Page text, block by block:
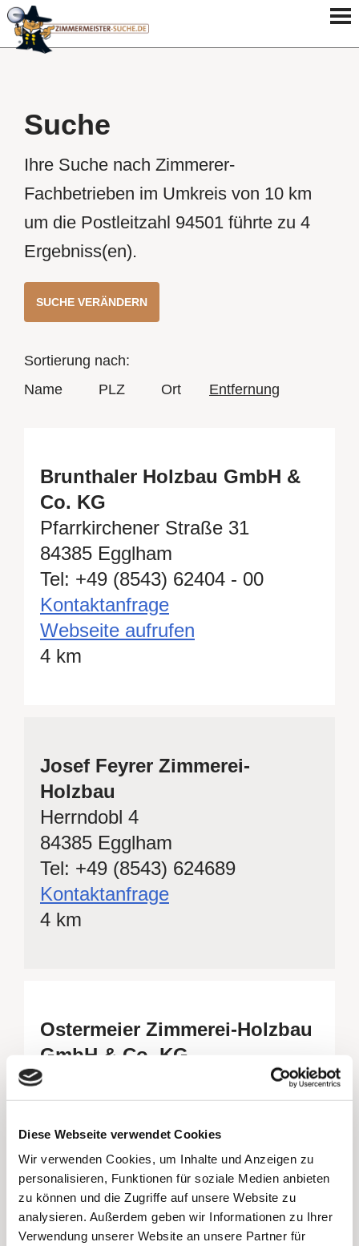
Diese Webseite verwendet Cookies
Wir verwenden Cookies, um Inhalte und Anzeigen zu
personalisieren, Funktionen für soziale Medien anbieten
zu können und die Zugriffe auf unsere Website zu
analysieren. Außerdem geben wir Informationen zu Ihrer
Verwendung unserer Website an unsere Partner für
Suche
Ihre Suche nach Zimmerer-
Fachbetrieben im Umkreis von 10 km
um die Postleitzahl 94501 führte zu 4
Ergebniss(en).
SUCHE VERÄNDERN
Sortierung nach:
Name
PLZ Ort Entfernung
Brunthaler Holzbau GmbH &
Co. KG
Pfarrkirchener Straße 31
84385 Egglham
Tel: +49 (8543) 62404 - 00
Kontaktanfrage
Webseite aufrufen
4 km
Josef Feyrer Zimmerei-
Holzbau
Herrndobl 4
84385 Egglham
Tel: +49 (8543) 624689
Kontaktanfrage
4 km
Ostermeier Zimmerei-Holzbau
GmbH & Co. KG
Im Blumenfeld 43
84385 Egglham
Tel: +49 (171) 8076078
Kontaktanfrage
Webseite aufrufen
4 km